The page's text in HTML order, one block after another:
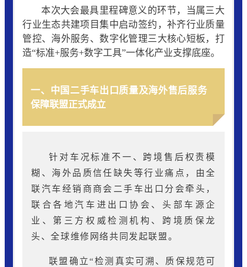
本次大会最具里程碑意义的环节，当属三大
行业生态共建项目集中启动签约，补齐行业质量
管控、海外服务、数字化管理三大核心短板，打
造“标准+服务+数字工具”一体化产业支撑底座。
一、中国二手车出口质量及海外售后服务
保障联盟正式成立
针对车况标准不一、跨境售后权责模
糊、海外品质信任缺失等行业痛点，由全
联汽车经销商商会二手车出口分会牵头，
联合各地汽车进出口协会、头部车源企
业、第三方权威检测机构、跨境质保龙
头、全球维修网络共同发起联盟。
联盟确立“检测真实可溯、质保规范可